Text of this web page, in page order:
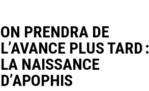
ON PRENDRA DE
L’AVANCE PLUS TARD :
LA NAISSANCE
D’APOPHIS